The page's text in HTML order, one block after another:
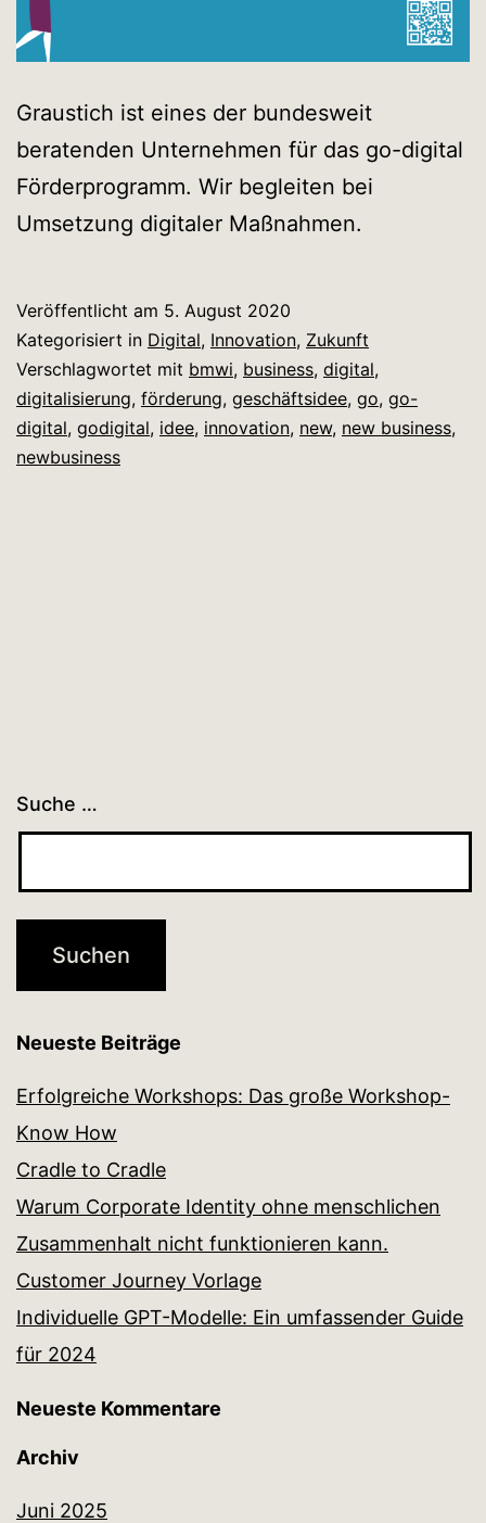
Graustich ist eines der bundesweit
beratenden Unternehmen für das go-digital
Förderprogramm. Wir begleiten bei
Umsetzung digitaler Maßnahmen.
Veröffentlicht am 5. August 2020
Kategorisiert in Digital, Innovation, Zukunft
Verschlagwortet mit bmwi, business, digital,
digitalisierung, förderung, geschäftsidee, go, go-
digital, godigital, idee, innovation, new, new business,
newbusiness
Suche …
Neueste Beiträge
Erfolgreiche Workshops: Das große Workshop-
Know How
Cradle to Cradle
Warum Corporate Identity ohne menschlichen
Zusammenhalt nicht funktionieren kann.
Customer Journey Vorlage
Individuelle GPT-Modelle: Ein umfassender Guide
für 2024
Neueste Kommentare
Archiv
Juni 2025